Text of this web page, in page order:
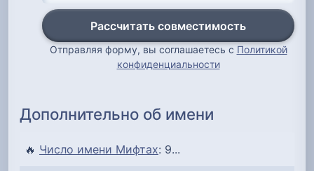
Рассчитать совместимость
Отправляя форму, вы соглашаетесь с Политикой
конфиденциальности
Дополнительно об имени
🔥 Число имени Мифтах: 9...